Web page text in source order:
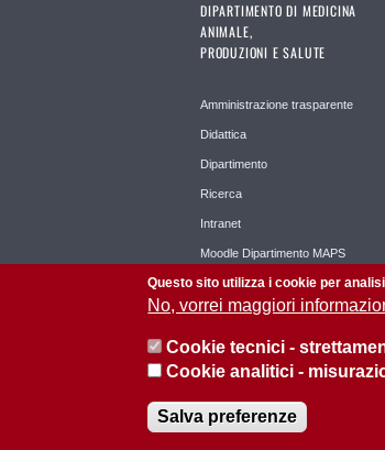
DIPARTIMENTO DI MEDICINA
ANIMALE,
PRODUZIONI E SALUTE
Amministrazione trasparente
Didattica
Dipartimento
Ricerca
Intranet
Moodle Dipartimento MAPS
Questo sito utilizza i cookie per
No, vorrei maggiori
Cookie tecnici -
Cookie analitici -
Salva preferenze